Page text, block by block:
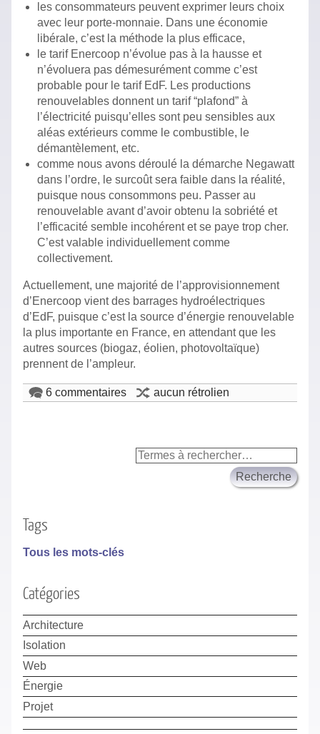
les consommateurs peuvent exprimer leurs choix
avec leur porte-monnaie. Dans une économie
libérale, c’est la méthode la plus efficace,
le tarif Enercoop n’évolue pas à la hausse et
n’évoluera pas démesurément comme c’est
probable pour le tarif EdF. Les productions
renouvelables donnent un tarif “plafond” à
l’électricité puisqu’elles sont peu sensibles aux
aléas extérieurs comme le combustible, le
démantèlement, etc.
comme nous avons déroulé la démarche Negawatt
dans l’ordre, le surcoût sera faible dans la réalité,
puisque nous consommons peu. Passer au
renouvelable avant d’avoir obtenu la sobriété et
l’efficacité semble incohérent et se paye trop cher.
C’est valable individuellement comme
collectivement.
Actuellement, une majorité de l’approvisionnement
d’Enercoop vient des barrages hydroélectriques
d’EdF, puisque c’est la source d’énergie renouvelable
la plus importante en France, en attendant que les
autres sources (biogaz, éolien, photovoltaïque)
prennent de l’ampleur.
6 commentaires aucun rétrolien
Tags
Tous les mots-clés
Catégories
Architecture
Isolation
Web
Énergie
Projet